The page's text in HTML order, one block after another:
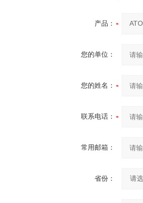
产品：
您的单位：
您的姓名：
联系电话：
常用邮箱：
省份：